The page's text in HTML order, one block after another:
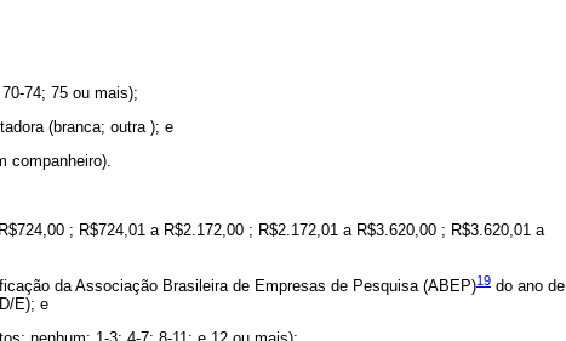
74; 75 ou mais);
(branca; outra ); e
companheiro).
; R$724,01 a R$2.172,00 ; R$2.172,01 a R$3.620,00 ; R$3.620,01 a
da Associação Brasileira de Empresas de Pesquisa (ABEP)19 do ano de
E); e